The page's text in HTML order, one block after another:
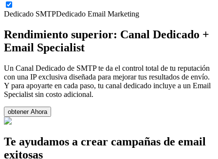
Dedicado SMTPDedicado Email Marketing
Rendimiento superior: Canal Dedicado +
Email Specialist
Un Canal Dedicado de SMTP te da el control total de tu reputación
con una IP exclusiva diseñada para mejorar tus resultados de envío.
Y para apoyarte en cada paso, tu canal dedicado incluye a un Email
Specialist sin costo adicional.
obtener Ahora
Te ayudamos a crear campañas de email
exitosas